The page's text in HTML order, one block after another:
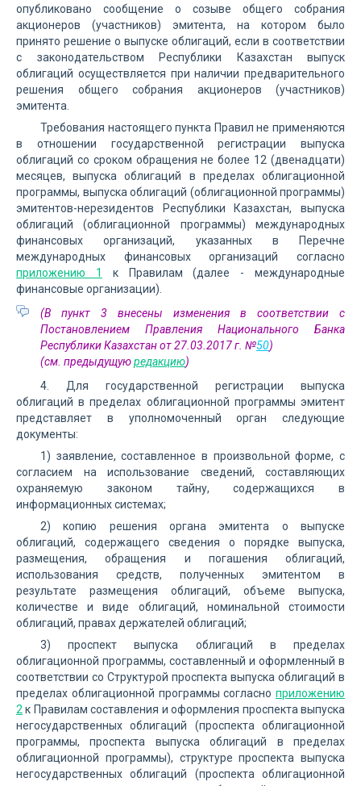
опубликовано сообщение о созыве общего собрания
акционеров (участников) эмитента, на котором было
принято решение о выпуске облигаций, если в соответствии
с законодательством Республики Казахстан выпуск
облигаций осуществляется при наличии предварительного
решения общего собрания акционеров (участников)
эмитента.
Требования настоящего пункта Правил не применяются
в отношении государственной регистрации выпуска
облигаций со сроком обращения не более 12 (двенадцати)
месяцев, выпуска облигаций в пределах облигационной
программы, выпуска облигаций (облигационной программы)
эмитентов-нерезидентов Республики Казахстан, выпуска
облигаций (облигационной программы) международных
финансовых организаций, указанных в Перечне
международных финансовых организаций согласно
приложению 1
к Правилам (далее - международные
финансовые организации).
(В пункт 3 внесены изменения в соответствии с
Постановлением Правления Национального Банка
Республики Казахстан от 27.03.2017 г. №50)
(см. предыдущуюредакцию)
4. Для государственной регистрации выпуска
облигаций в пределах облигационной программы эмитент
представляет в уполномоченный орган следующие
документы:
1) заявление, составленное в произвольной форме, с
согласием на использование сведений, составляющих
охраняемую законом тайну, содержащихся в
информационных системах;
2) копию решения органа эмитента о выпуске
облигаций, содержащего сведения о порядке выпуска,
размещения, обращения и погашения облигаций,
использования средств, полученных эмитентом в
результате размещения облигаций, объеме выпуска,
количестве и виде облигаций, номинальной стоимости
облигаций, правах держателей облигаций;
3) проспект выпуска облигаций в пределах
облигационной программы, составленный и оформленный в
соответствии со Структурой проспекта выпуска облигаций в
пределах облигационной программы согласно приложению
2 к Правилам составления и оформления проспекта выпуска
негосударственных облигаций (проспекта облигационной
программы, проспекта выпуска облигаций в пределах
облигационной программы), структуре проспекта выпуска
негосударственных облигаций (проспекта облигационной